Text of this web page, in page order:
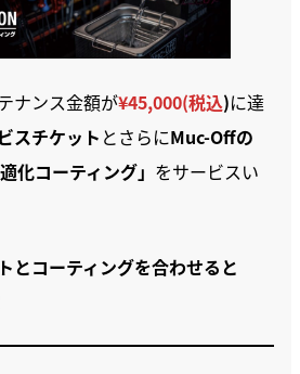
ナンス金額が¥45,000(税込)に達
スチケット とさらにMuc-Offの
化コーティング」 をサービスい
とコーティングを合わせると